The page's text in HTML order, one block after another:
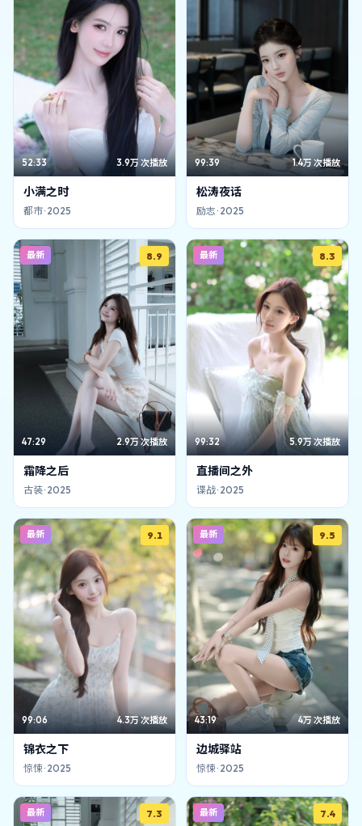
52:33 3.9万次播放
小满之时
都市· 2025
99:39 1.4万次播放
松涛夜话
励志· 2025
最新 8.9
47:29 2.9万次播放
霜降之后
古装· 2025
最新 8.3
99:32 5.9万次播放
直播间之外
谍战· 2025
最新 9.1
99:06 4.3万次播放
锦衣之下
惊悚· 2025
最新 9.5
43:19 4万 次播放
边城驿站
惊悚· 2025
最新 7.3 最新 7.4